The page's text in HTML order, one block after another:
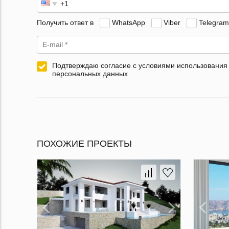
Получить ответ в WhatsApp Viber Telegram
Подтверждаю согласие с условиями использования
персональных данных
ПОХОЖИЕ ПРОЕКТЫ